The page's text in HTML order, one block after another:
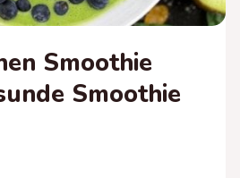
Smoothie
Smoothie